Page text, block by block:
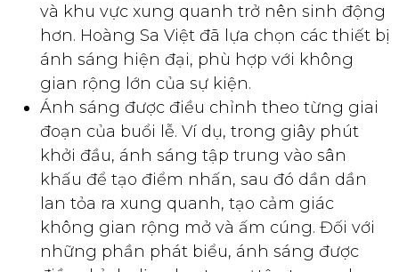
và khu vực xung quanh trở nên sinh động
hơn. Hoàng Sa Việt đã lựa chọn các thiết bị
ánh sáng hiện đại, phù hợp với không
gian rộng lớn của sự kiện.
Ánh sáng được điều chỉnh theo từng giai
đoạn của buổi lễ. Ví dụ, trong giây phút
khởi đầu, ánh sáng tập trung vào sân
khấu để tạo điểm nhấn, sau đó dần dần
lan tỏa ra xung quanh, tạo cảm giác
không gian rộng mở và ấm cúng. Đối với
những phần phát biểu, ánh sáng được